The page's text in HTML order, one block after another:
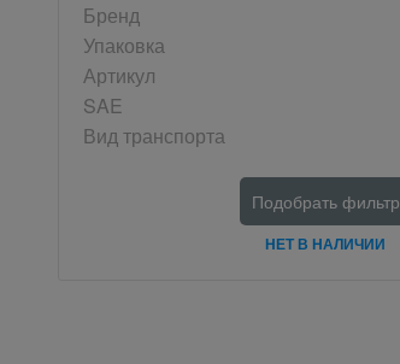
Бренд
Упаковка
Артикул
SAE
Вид транспорта
Подобрать фильтр
НЕТ В НАЛИЧИИ